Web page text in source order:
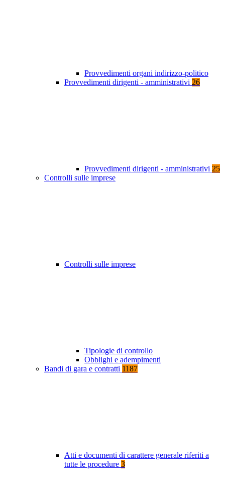
Provvedimenti organi indirizzo-politico
Provvedimenti dirigenti - amministrativi 26
Provvedimenti dirigenti - amministrativi 25
Controlli sulle imprese
Controlli sulle imprese
Tipologie di controllo
Obblighi e adempimenti
Bandi di gara e contratti 1187
Atti e documenti di carattere generale riferiti a
tutte le procedure 3